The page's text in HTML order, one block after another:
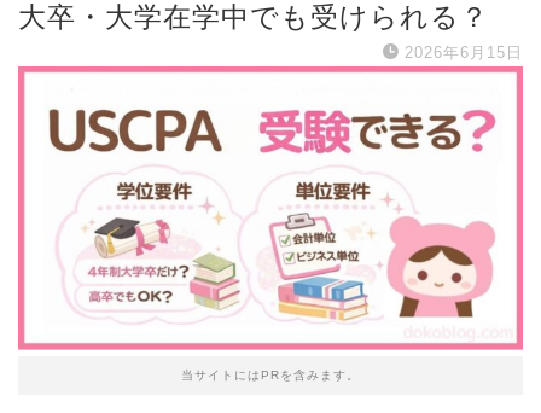
大卒・大学在学中でも受けられる？
2026年6月15日
当サイトにはPRを含みます。